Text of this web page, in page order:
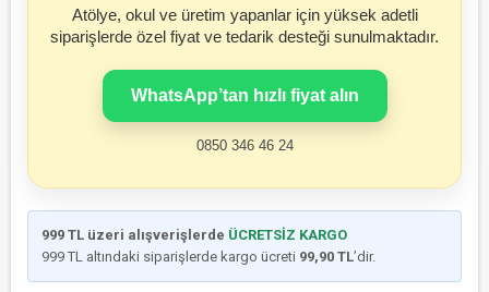
Atölye, okul ve üretim yapanlar için yüksek adetli
siparişlerde özel fiyat ve tedarik desteği sunulmaktadır.
WhatsApp’tan hızlı fiyat alın
0850 346 46 24
999 TL üzeri alışverişlerde ÜCRETSİZ KARGO
999 TL altındaki siparişlerde kargo ücreti 99,90 TL’dir.